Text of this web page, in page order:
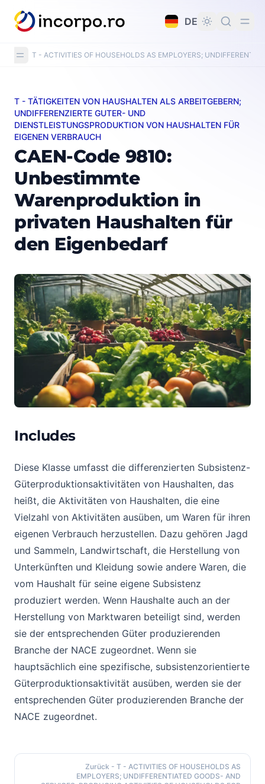
springen
DE
T - ACTIVITIES OF HOUSEHOLDS AS EMPLOYERS;
CAEN-Code 9810: Unbestimmte Warenproduktion
T - TÄTIGKEITEN VON HAUSHALTEN ALS ARBEITGEBERN;
UNDIFFERENZIERTE GUTER- UND
DIENSTLEISTUNGSPRODUKTION VON HAUSHALTEN FÜR
EIGENEN VERBRAUCH
CAEN-Code 9810:
Unbestimmte
Warenproduktion in
privaten Haushalten für
den Eigenbedarf
Includes
Diese Klasse umfasst die differenzierten Subsistenz-
Güterproduktionsaktivitäten von Haushalten, das
heißt, die Aktivitäten von Haushalten, die eine
Vielzahl von Aktivitäten ausüben, um Waren für ihren
eigenen Verbrauch herzustellen. Dazu gehören Jagd
und Sammeln, Landwirtschaft, die Herstellung von
Unterkünften und Kleidung sowie andere Waren, die
vom Haushalt für seine eigene Subsistenz
produziert werden. Wenn Haushalte auch an der
Herstellung von Marktwaren beteiligt sind, werden
sie der entsprechenden Güter produzierenden
Branche der NACE zugeordnet. Wenn sie
hauptsächlich eine spezifische, subsistenzorientierte
Güterproduktionsaktivität ausüben, werden sie der
entsprechenden Güter produzierenden Branche der
NACE zugeordnet.
Zurück - T - ACTIVITIES OF HOUSEHOLDS AS
EMPLOYERS; UNDIFFERENTIATED GOODS- AND